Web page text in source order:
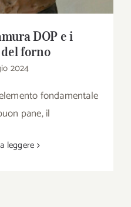
DOP e i
del forno
2024
fondamentale
pane, il
leggere